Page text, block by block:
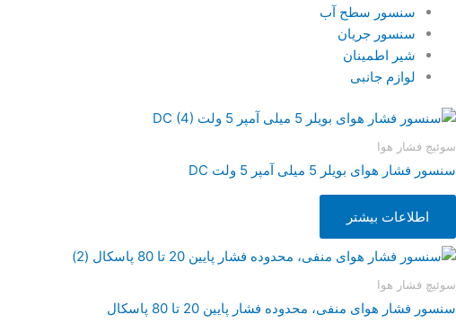
سنسور سطح آب
سنسور جریان
شیر اطمینان
لوازم جانبی
سوئیچ فشار هوا
سنسور فشار هوای بویلر 5 میلی آمپر 5 ولت DC
اطلاعات بیشتر
سوئیچ فشار هوا
سنسور فشار هوای منفی، محدوده فشار پایین 20 تا 80 پاسکال